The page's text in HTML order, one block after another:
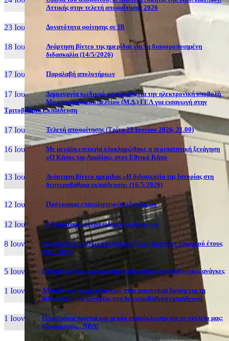
Αττικής στην τελετή αποφοίτησης 2026
23 Ιουν, 26 Δυνατότητα φοίτησης σε ΙΒ
18 Ιουν, 26
Ανάρτηση βίντεο της ημερίδας για τη διαφοροποιημένη
διδασκαλία (14/5/2026)
17 Ιουν, 26 Παραλαβή απολυτήριων
17 Ιουν, 26
Δημιουργία κωδικού ασφαλείας για την ηλεκτρονική υποβολή
Μηχανογραφικού Δελτίου (Μ.Δ.) ΓΕΛ για εισαγωγή στην
Τριτοβάθμια Εκπαίδευση
17 Ιουν, 26 Τελετή αποφοίτησης (Τρίτη 23 Ιουνίου 2026, 21.00)
16 Ιουν, 26
Με μεγάλη επιτυχία ολοκληρώθηκε η περιπατητική ξενάγηση
«Ο Κήπος της Αμαλίας» στον Εθνικό Κήπο
13 Ιουν, 26
Ανάρτηση βίντεο ημερίδας «Η διδασκαλία της Ιστορίας στη
δευτεροβάθμια εκπαίδευση» (16/5/2026)
12 Ιουν, 26 Πρόγραμμα επαναληπτικών εξετάσεων
12 Ιουν, 26 Εξεταστικά κέντρα ειδικών μαθημάτων
8 Ιουν, 26
Παρουσίαση ομίλων και (καινοτόμων) δράσεων σχολικού έτους
2025-2026
5 Ιουν, 26 Εξέταση ατόμων με αναπηρία και ειδικές εκπαιδευτικές ανάγκες
1 Ιουν, 26
Αξιολόγηση συμμετεχόντων στην καινοτόμα δράση για τη
διδασκαλία της Ιστορίας στη δευτεροβάθμια εκπαίδευση
1 Ιουν, 26
Πανελλήνια πρωτιά και ρεκόρ ανακύκλωσης για το σχολείο μας:
Προορισμός... NBA!